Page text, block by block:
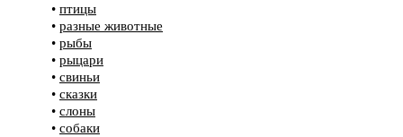
• птицы
• разные животные
• рыбы
• рыцари
• свиньи
• сказки
• слоны
• собаки